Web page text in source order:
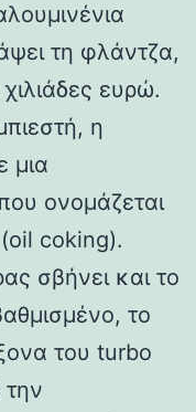
τη φλάντζα,
ευρώ.
η
μια
ονομάζεται
coking).
σβήνει και το
το
του turbo
την